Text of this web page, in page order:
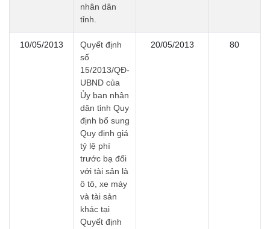
nhân dân
tỉnh.
10/05/2013
Quyết định
số
15/2013/QĐ-
UBND của
Ủy ban nhân
dân tỉnh Quy
định bổ sung
Quy định giá
tỷ lệ phí
trước bạ đối
với tài sản là
ô tô, xe máy
và tài sản
khác tại
Quyết định
20/05/2013 80